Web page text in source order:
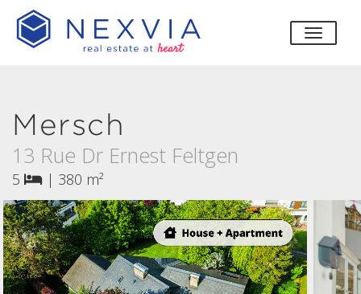
Mersch
13 Rue Dr Ernest Feltgen
5 | 380 m²